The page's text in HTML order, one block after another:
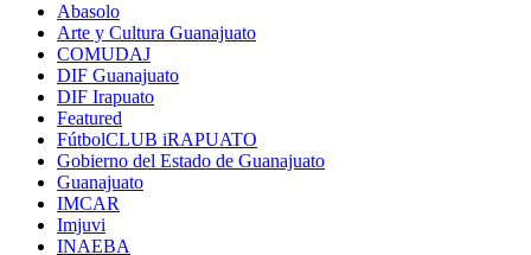
Abasolo
Arte y Cultura Guanajuato
COMUDAJ
DIF Guanajuato
DIF Irapuato
Featured
FútbolCLUB iRAPUATO
Gobierno del Estado de Guanajuato
Guanajuato
IMCAR
Imjuvi
INAEBA